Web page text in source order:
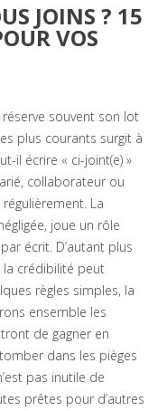
JOINS ? 15
VOS
souvent son lot
plus courants surgit à
il écrire « ci-joint(e) »
collaborateur ou
La
joue un rôle
écrit. D’autant plus
crédibilité peut
règles simples, la
ensemble les
de gagner en
dans les pièges
pas inutile de
prêtes pour d’autres